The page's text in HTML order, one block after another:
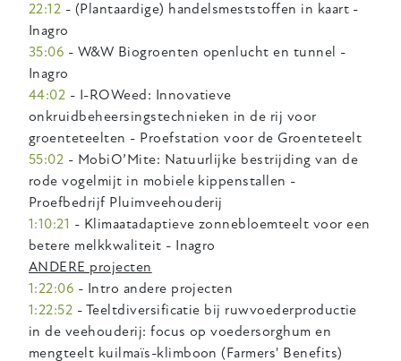
22:12 - (Plantaardige) handelsmeststoffen in kaart -
Inagro
35:06 - W&W Biogroenten openlucht en tunnel -
Inagro
44:02 - I-ROWeed: Innovatieve
onkruidbeheersingstechnieken in de rij voor
groenteteelten - Proefstation voor de Groenteteelt
55:02 - MobiO’Mite: Natuurlijke bestrijding van de
rode vogelmijt in mobiele kippenstallen -
Proefbedrijf Pluimveehouderij
1:10:21 - Klimaatadaptieve zonnebloemteelt voor een
betere melkkwaliteit - Inagro
ANDERE projecten
1:22:06 - Intro andere projecten
1:22:52 - Teeltdiversificatie bij ruwvoederproductie
in de veehouderij: focus op voedersorghum en
mengteelt kuilmaïs-klimboon (Farmers' Benefits)